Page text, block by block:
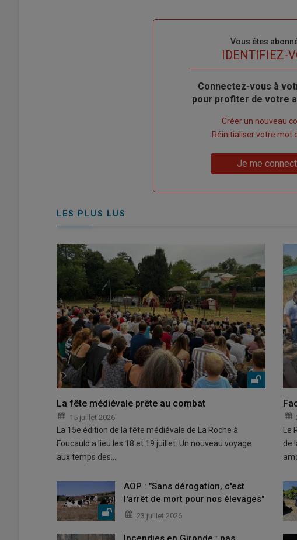
Vous êtes
IDENTIFIEZ-
Body
Connectez-vous à
pour profiter de votre
compte"
Créer un nouveau
Réinitialiser votre mot
Je me
LES PLUS LUS
La fête médiévale prête au combat
15 juillet 2026
La 15e édition de la fête médiévale de La Roche à
Foucauld a lieu les 18 et 19 juillet. Un nouveau voyage
aux temps des…
Le
de
AOP : "Sans dérogation, c'est
l'arrêt de mort pour nos élevages"
23 juillet 2026